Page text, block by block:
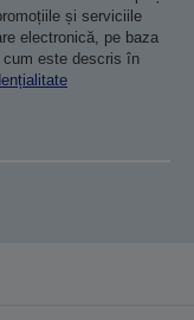
și serviciile
electronică, pe baza
este descris în